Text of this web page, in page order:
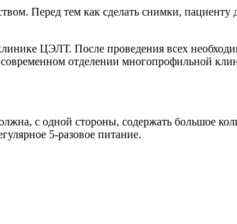
Перед тем как сделать снимки, пациенту
ЦЭЛТ. После проведения всех
современном отделении многопрофильной
с одной стороны, содержать большое
5-разовое питание.